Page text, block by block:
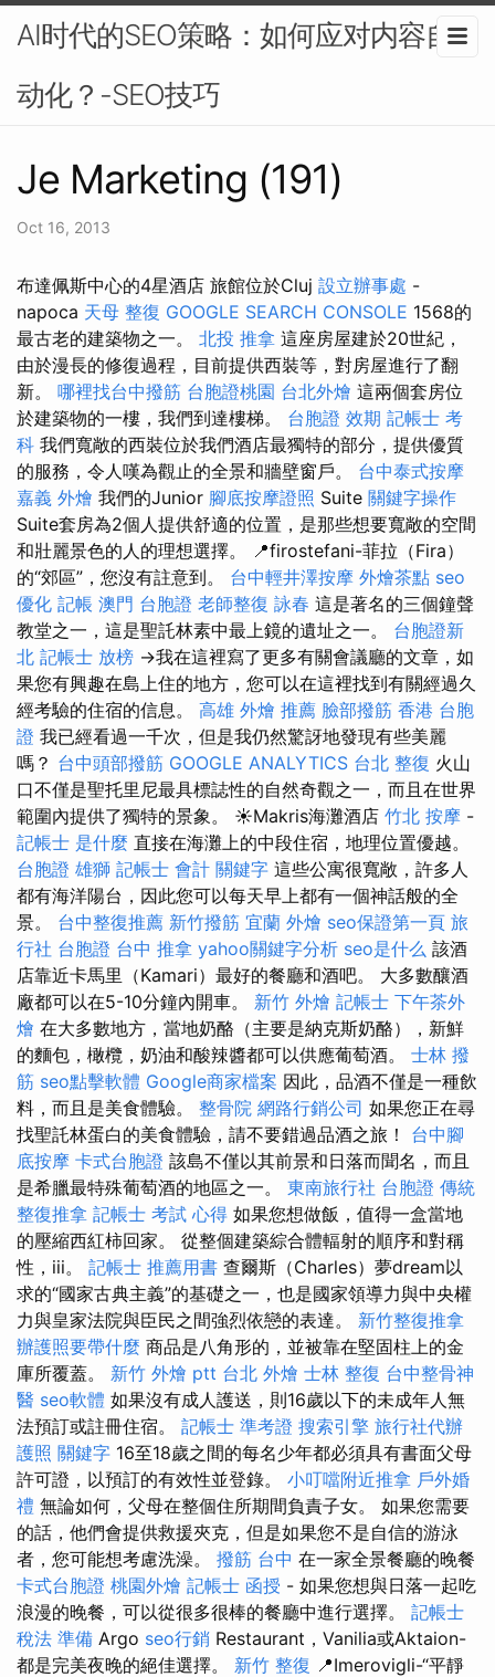
AI时代的SEO策略：如何应对内容自
动化？-SEO技巧
Je Marketing (191)
Oct 16, 2013
布達佩斯中心的4星酒店 旅館位於Cluj 設立辦事處 -
napoca 天母 整復 GOOGLE SEARCH CONSOLE 1568的
最古老的建築物之一。 北投 推拿 這座房屋建於20世紀，
由於漫長的修復過程，目前提供西裝等，對房屋進行了翻
新。 哪裡找台中撥筋 台胞證桃園 台北外燴 這兩個套房位
於建築物的一樓，我們到達樓梯。 台胞證 效期 記帳士 考
科 我們寬敞的西裝位於我們酒店最獨特的部分，提供優質
的服務，令人嘆為觀止的全景和牆壁窗戶。 台中泰式按摩
嘉義 外燴 我們的Junior 腳底按摩證照 Suite 關鍵字操作
Suite套房為2個人提供舒適的位置，是那些想要寬敞的空間
和壯麗景色的人的理想選擇。 📍firostefani-菲拉（Fira）
的“郊區”，您沒有註意到。 台中輕井澤按摩 外燴茶點 seo
優化 記帳 澳門 台胞證 老師整復 詠春 這是著名的三個鐘聲
教堂之一，這是聖託林素中最上鏡的遺址之一。 台胞證新
北 記帳士 放榜 →我在這裡寫了更多有關會議廳的文章，如
果您有興趣在島上住的地方，您可以在這裡找到有關經過久
經考驗的住宿的信息。 高雄 外燴 推薦 臉部撥筋 香港 台胞
證 我已經看過一千次，但是我仍然驚訝地發現有些美麗
嗎？ 台中頭部撥筋 GOOGLE ANALYTICS 台北 整復 火山
口不僅是聖托里尼最具標誌性的自然奇觀之一，而且在世界
範圍內提供了獨特的景象。 ☀️Makris海灘酒店 竹北 按摩 -
記帳士 是什麼 直接在海灘上的中段住宿，地理位置優越。
台胞證 雄獅 記帳士 會計 關鍵字 這些公寓很寬敞，許多人
都有海洋陽台，因此您可以每天早上都有一個神話般的全
景。 台中整復推薦 新竹撥筋 宜蘭 外燴 seo保證第一頁 旅
行社 台胞證 台中 推拿 yahoo關鍵字分析 seo是什么 該酒
店靠近卡馬里（Kamari）最好的餐廳和酒吧。 大多數釀酒
廠都可以在5-10分鐘內開車。 新竹 外燴 記帳士 下午茶外
燴 在大多數地方，當地奶酪（主要是納克斯奶酪），新鮮
的麵包，橄欖，奶油和酸辣醬都可以供應葡萄酒。 士林 撥
筋 seo點擊軟體 Google商家檔案 因此，品酒不僅是一種飲
料，而且是美食體驗。 整骨院 網路行銷公司 如果您正在尋
找聖託林蛋白的美食體驗，請不要錯過品酒之旅！ 台中腳
底按摩 卡式台胞證 該島不僅以其前景和日落而聞名，而且
是希臘最特殊葡萄酒的地區之一。 東南旅行社 台胞證 傳統
整復推拿 記帳士 考試 心得 如果您想做飯，值得一盒當地
的壓縮西紅柿回家。 從整個建築綜合體輻射的順序和對稱
性，iii。 記帳士 推薦用書 查爾斯（Charles）夢dream以
求的“國家古典主義”的基礎之一，也是國家領導力與中央權
力與皇家法院與臣民之間強烈依戀的表達。 新竹整復推拿
辦護照要帶什麼 商品是八角形的，並被靠在堅固柱上的金
庫所覆蓋。 新竹 外燴 ptt 台北 外燴 士林 整復 台中整骨神
醫 seo軟體 如果沒有成人護送，則16歲以下的未成年人無
法預訂或註冊住宿。 記帳士 準考證 搜索引擎 旅行社代辦
護照 關鍵字 16至18歲之間的每名少年都必須具有書面父母
許可證，以預訂的有效性並登錄。 小叮噹附近推拿 戶外婚
禮 無論如何，父母在整個住所期間負責子女。 如果您需要
的話，他們會提供救援夾克，但是如果您不是自信的游泳
者，您可能想考慮洗澡。 撥筋 台中 在一家全景餐廳的晚餐
卡式台胞證 桃園外燴 記帳士 函授 - 如果您想與日落一起吃
浪漫的晚餐，可以從很多很棒的餐廳中進行選擇。 記帳士
稅法 準備 Argo seo行銷 Restaurant，Vanilia或Aktaion-
都是完美夜晚的絕佳選擇。 新竹 整復 📍Imerovigli-“平靜